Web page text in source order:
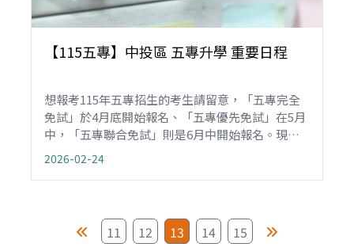
【115五專】中投區 五專升學 重要日程
想報考115年五專招生的考生請留意，「五專完全
免試」於4月底開始報名、「五專優先免試」在5月
中，「五專聯合免試」則是6月中開始報名。現將
115年五專招生重要的升學日程整理如下，請勿忘
記。
2026-02-24
11 12 13 14 15